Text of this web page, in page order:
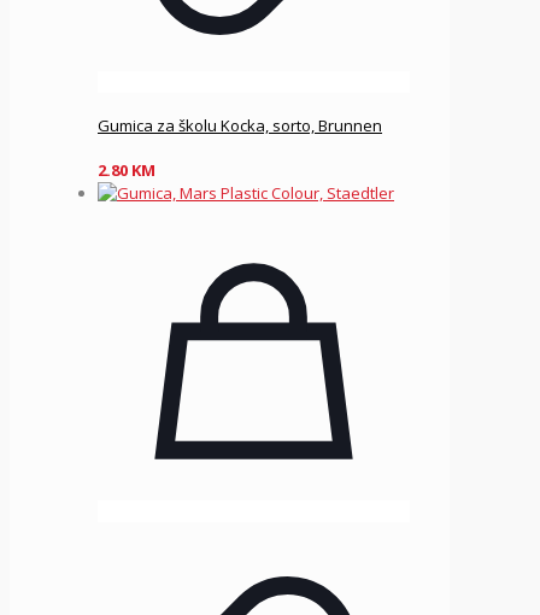
Gumica za školu Kocka, sorto, Brunnen
2.80 KM